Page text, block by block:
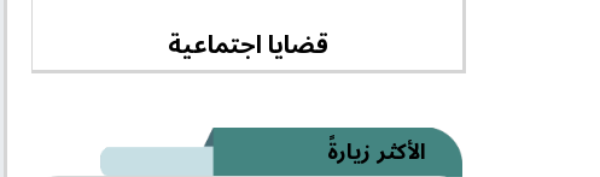
قضايا اجتماعية
تأملات قرآنية
الأكثر زيارةً